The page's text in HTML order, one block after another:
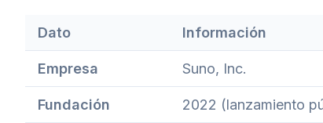
Dato Información
Empresa Suno, Inc.
Fundación 2022 (lanzamiento